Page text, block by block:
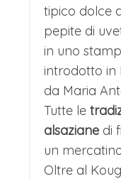
tipico dolce
pepite di
in uno
introdotto in
da Maria
Tutte le
alsaziane di
un
Oltre al